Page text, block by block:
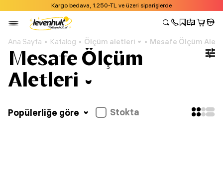
Kargo bedava, 1.250-TL ve üzeri siparişlerde
Ana Sayfa Katalog Ölçüm aletleri Mesafe Ölçüm
Mesafe Ölçüm
Aletleri
Popülerliğe göre Stokta